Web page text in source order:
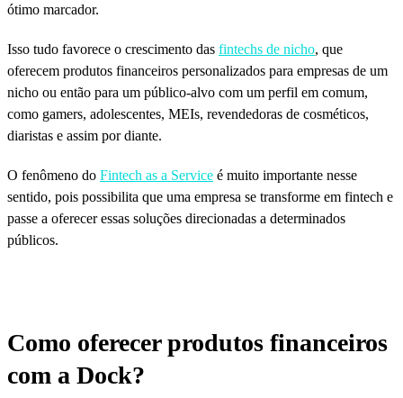
ótimo marcador.
Isso tudo favorece o crescimento das fintechs de nicho, que
oferecem produtos financeiros personalizados para empresas de um
nicho ou então para um público-alvo com um perfil em comum,
como gamers, adolescentes, MEIs, revendedoras de cosméticos,
diaristas e assim por diante.
O fenômeno do Fintech as a Service é muito importante nesse
sentido, pois possibilita que uma empresa se transforme em fintech e
passe a oferecer essas soluções direcionadas a determinados
públicos.
Como oferecer produtos financeiros
com a Dock?